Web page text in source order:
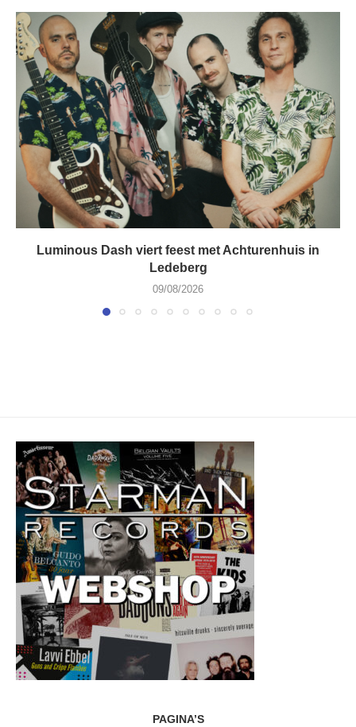
Luminous Dash viert feest met Achturenhuis in
Ledeberg
09/08/2026
PAGINA’S